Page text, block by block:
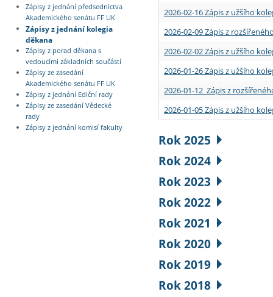
Zápisy z jednání předsednictva
Akademického senátu FF UK
Zápisy z jednání kolegia
děkana
Zápisy z porad děkana s
vedoucími základních součástí
Zápisy ze zasedání
Akademického senátu FF UK
Zápisy z jednání Ediční rady
Zápisy ze zasedání Vědecké
rady
Zápisy z jednání komisí fakulty
2026-02-16 Zápis z užšího
2026-02-09 Zápis z
2026-02-02 Zápis z užšího
2026-01-26 Zápis z užšího
2026-01-12 Zápis z
2026-01-05 Zápis z užšího
Rok 2025
Rok 2024
Rok 2023
Rok 2022
Rok 2021
Rok 2020
Rok 2019
Rok 2018